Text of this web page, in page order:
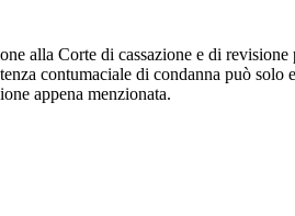
alla Corte di cassazione e di
contumaciale di condanna può
appena menzionata.